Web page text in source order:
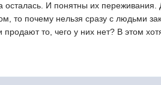
И понятны их переживания.
то почему нельзя сразу с людьми
то, чего у них нет? В этом